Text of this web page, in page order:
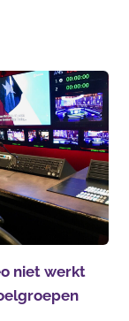
niet werkt